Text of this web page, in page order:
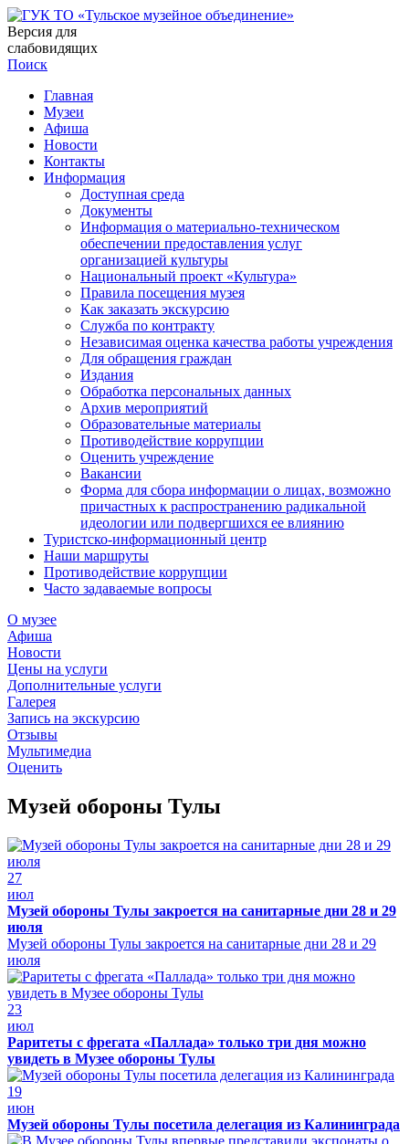
Версия для
слабовидящих
Поиск
Главная
Музеи
Афиша
Новости
Контакты
Информация
Доступная среда
Документы
Информация о материально-техническом
обеспечении предоставления услуг
организацией культуры
Национальный проект «Культура»
Правила посещения музея
Как заказать экскурсию
Служба по контракту
Независимая оценка качества работы учреждения
Для обращения граждан
Издания
Обработка персональных данных
Архив мероприятий
Образовательные материалы
Противодействие коррупции
Оценить учреждение
Вакансии
Форма для сбора информации о лицах, возможно
причастных к распространению радикальной
идеологии или подвергшихся ее влиянию
Туристско-информационный центр
Наши маршруты
Противодействие коррупции
Часто задаваемые вопросы
О музее
Афиша
Новости
Цены на услуги
Дополнительные услуги
Галерея
Запись на экскурсию
Отзывы
Мультимедиа
Оценить
Музей обороны Тулы
27
июл
Музей обороны Тулы закроется на санитарные дни 28 и 29
июля
Музей обороны Тулы закроется на санитарные дни 28 и 29
июля
23
июл
Раритеты с фрегата «Паллада» только три дня можно
увидеть в Музее обороны Тулы
19
июн
Музей обороны Тулы посетила делегация из Калининграда